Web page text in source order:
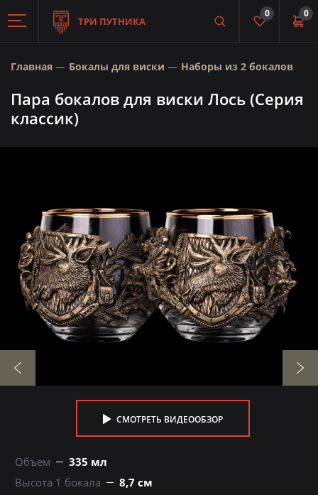
ТРИ ПУТНИКА
0
0
Главная Бокалы для виски Наборы из 2 бокалов
Пара бокалов для виски Лось (Серия
классик)
СМОТРЕТЬ ВИДЕООБЗОР
Объем
335 мл
Высота 1 бокала
8,7 см